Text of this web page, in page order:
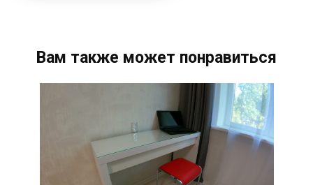
Вам также может понравиться